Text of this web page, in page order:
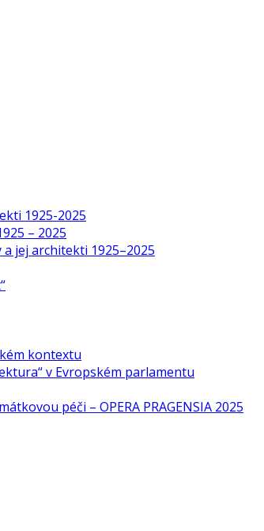
1925-2025
– 2025
jej architekti 1925–2025
kontextu
v Evropském parlamentu
péči – OPERA PRAGENSIA 2025